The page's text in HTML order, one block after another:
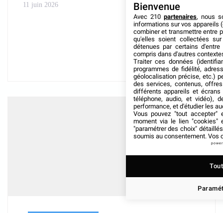
11 juin 2026 Bienvenue
Avec 210 partenaires, nous
informations sur vos appareils
combiner et transmettre entre
qu'elles soient collectées
détenues par certains
compris dans d'autres
Traiter ces données
programmes de fidélité,
géolocalisation précise, etc.)
des services, contenus,
différents appareils et écrans
téléphone, audio, et vidéo),
performance, et d'étudier les
Vous pouvez "tout accepter"
moment via le lien "cookies"
"paramétrer des choix"
soumis au consentement. Vos